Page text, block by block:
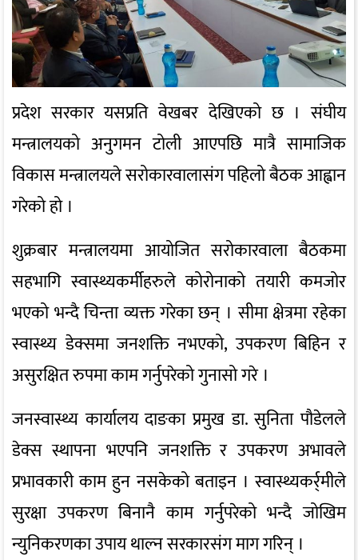
प्रदेश सरकार यसप्रति वेखबर देखिएको छ । संघीय
मन्त्रालयको अनुगमन टोली आएपछि मात्रै सामाजिक
विकास मन्त्रालयले सरोकारवालासंग पहिलो बैठक आह्वान
गरेको हो ।
शुक्रबार मन्त्रालयमा आयोजित सरोकारवाला बैठकमा
सहभागि स्वास्थ्यकर्मीहरुले कोरोनाको तयारी कमजोर
भएको भन्दै चिन्ता व्यक्त गरेका छन् । सीमा क्षेत्रमा रहेका
स्वास्थ्य डेक्समा जनशक्ति नभएको, उपकरण बिहिन र
असुरक्षित रुपमा काम गर्नुपरेको गुनासो गरे ।
जनस्वास्थ्य कार्यालय दाङका प्रमुख डा. सुनिता पौडेलले
डेक्स स्थापना भएपनि जनशक्ति र उपकरण अभावले
प्रभावकारी काम हुन नसकेको बताइन । स्वास्थ्यकर्र्मीले
सुरक्षा उपकरण बिनानै काम गर्नुपरेको भन्दै जोखिम
न्युनिकरणका उपाय थाल्न सरकारसंग माग गरिन् ।